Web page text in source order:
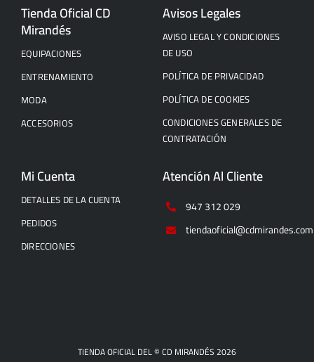
Tienda Oficial CD
Mirandés
EQUIPACIONES
ENTRENAMIENTO
MODA
ACCESORIOS
Avisos Legales
AVISO LEGAL Y CONDICIONES
DE USO
POLÍTICA DE PRIVACIDAD
POLÍTICA DE COOKIES
CONDICIONES GENERALES DE
CONTRATACIÓN
Mi Cuenta
DETALLES DE LA CUENTA
PEDIDOS
DIRECCIONES
Atención Al Cliente
947 312 029
tiendaoficial@cdmirandes.com
TIENDA OFICIAL DEL © CD MIRANDÉS 2026